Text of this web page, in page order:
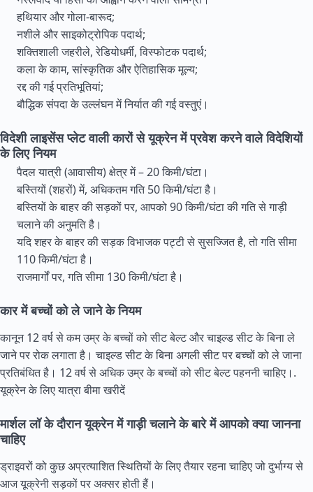
हथियार और गोला-बारूद;
नशीले और साइकोट्रोपिक पदार्थ;
शक्तिशाली जहरीले, रेडियोधर्मी, विस्फोटक पदार्थ;
कला के काम, सांस्कृतिक और ऐतिहासिक मूल्य;
रद्द की गई प्रतिभूतियां;
बौद्धिक संपदा के उल्लंघन में निर्यात की गई वस्तुएं।
विदेशी लाइसेंस प्लेट वाली कारों से यूक्रेन में प्रवेश करने वाले विदेशियों
के लिए नियम
पैदल यात्री (आवासीय) क्षेत्र में – 20 किमी/घंटा।
बस्तियों (शहरों) में, अधिकतम गति 50 किमी/घंटा है।
बस्तियों के बाहर की सड़कों पर, आपको 90 किमी/घंटा की गति से गाड़ी
चलाने की अनुमति है।
यदि शहर के बाहर की सड़क विभाजक पट्टी से सुसज्जित है, तो गति सीमा
110 किमी/घंटा है।
राजमार्गों पर, गति सीमा 130 किमी/घंटा है।
कार में बच्चों को ले जाने के नियम
कानून 12 वर्ष से कम उम्र के बच्चों को सीट बेल्ट और चाइल्ड सीट के बिना ले
जाने पर रोक लगाता है। चाइल्ड सीट के बिना अगली सीट पर बच्चों को ले जाना
प्रतिबंधित है। 12 वर्ष से अधिक उम्र के बच्चों को सीट बेल्ट पहननी चाहिए।.
यूक्रेन के लिए यात्रा बीमा खरीदें
मार्शल लॉ के दौरान यूक्रेन में गाड़ी चलाने के बारे में आपको क्या जानना
चाहिए
ड्राइवरों को कुछ अप्रत्याशित स्थितियों के लिए तैयार रहना चाहिए जो दुर्भाग्य से
आज यूक्रेनी सड़कों पर अक्सर होती हैं।